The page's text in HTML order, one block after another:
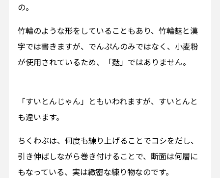
の。
竹輪のような形をしていることもあり、竹輪麩と漢
字では書きますが、でんぷんのみではなく、小麦粉
が使用されているため、「麩」ではありません。
「すいとんじゃん」ともいわれますが、すいとんと
も違います。
ちくわぶは、何度も練り上げることでコシをだし、
引き伸ばしながら巻き付けることで、断面は何層に
もなっている、実は緻密な練り物なのです。